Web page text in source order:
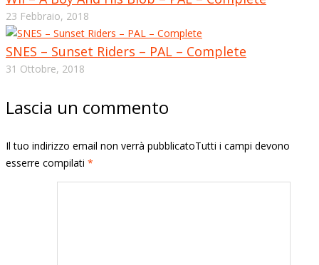
23 Febbraio, 2018
SNES – Sunset Riders – PAL – Complete
31 Ottobre, 2018
Lascia un commento
Il tuo indirizzo email non verrà pubblicatoTutti i campi devono
esserre compilati *